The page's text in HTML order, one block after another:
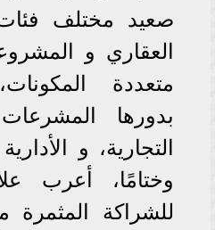
صعيد مختلف
العقاري و
متعددة
بدورها
التجارية، و
وختامًا، أعرب
للشراكة المثمرة